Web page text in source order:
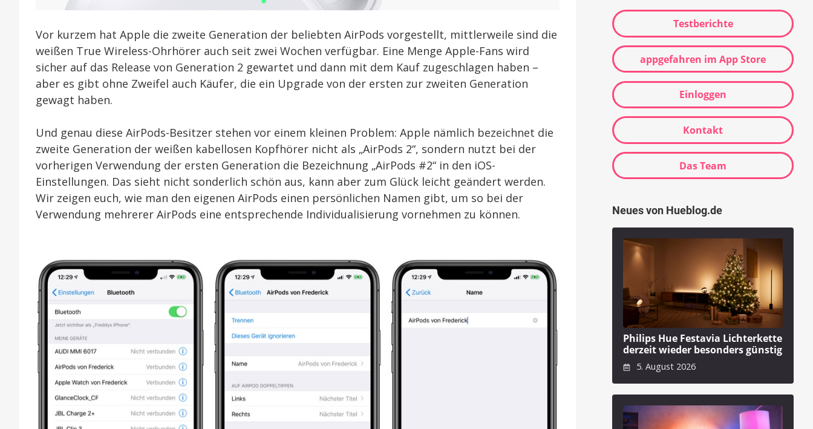
Vor kurzem hat Apple die zweite Generation der beliebten AirPods vorgestellt, mittlerweile sind die
weißen True Wireless-Ohrhörer auch seit zwei Wochen verfügbar. Eine Menge Apple-Fans wird
sicher auf das Release von Generation 2 gewartet und dann mit dem Kauf zugeschlagen haben –
aber es gibt ohne Zweifel auch Käufer, die ein Upgrade von der ersten zur zweiten Generation
gewagt haben.
Und genau diese AirPods-Besitzer stehen vor einem kleinen Problem: Apple nämlich bezeichnet die
zweite Generation der weißen kabellosen Kopfhörer nicht als „AirPods 2“, sondern nutzt bei der
vorherigen Verwendung der ersten Generation die Bezeichnung „AirPods #2“ in den iOS-
Einstellungen. Das sieht nicht sonderlich schön aus, kann aber zum Glück leicht geändert werden.
Wir zeigen euch, wie man den eigenen AirPods einen persönlichen Namen gibt, um so bei der
Verwendung mehrerer AirPods eine entsprechende Individualisierung vornehmen zu können.
Testberichte
appgefahren im App Store
Einloggen
Kontakt
Das Team
Neues von Hueblog.de
Philips Hue Festavia Lichterkette
derzeit wieder besonders günstig
5. August 2026